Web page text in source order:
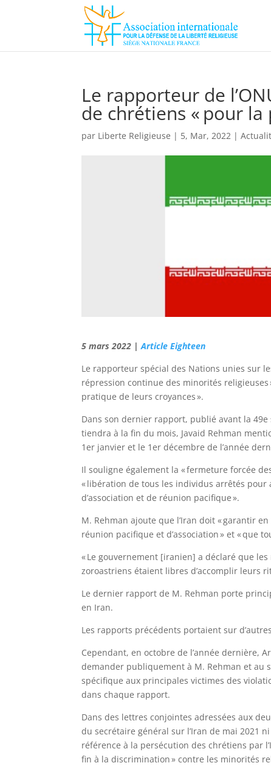
Le rapporteur de
de chrétiens « pour
par Liberte Religieuse | 5, Mar, 2022 |
5 mars 2022 |Article Eighteen
Le rapporteur spécial des Nations unies sur
répression continue des minorités
pratique de leurs croyances ».
Dans son dernier rapport, publié avant la
tiendra à la fin du mois, Javaid Rehman
1er janvier et le 1er décembre de l’année
Il souligne également la « fermeture forcée
« libération de tous les individus arrêtés pour
d’association et de réunion pacifique ».
M. Rehman ajoute que l’Iran doit « garantir
réunion pacifique et d’association » et « que
« Le gouvernement [iranien] a déclaré que
zoroastriens étaient libres d’accomplir leurs
Le dernier rapport de M. Rehman porte
en Iran.
Les rapports précédents portaient sur
Cependant, en octobre de l’année dernière,
demander publiquement à M. Rehman et au
spécifique aux principales victimes des
dans chaque rapport.
Dans des lettres conjointes adressées aux
du secrétaire général sur l’Iran de mai 2021
référence à la persécution des chrétiens par
fin à la discrimination » contre les minorités